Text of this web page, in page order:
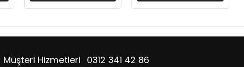
Müşteri Hizmetleri 0312 341 42 86